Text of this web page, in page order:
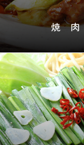
焼 肉